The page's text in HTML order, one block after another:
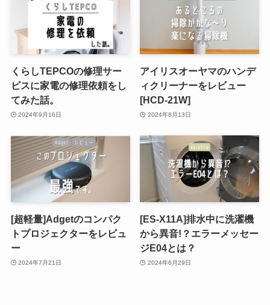
くらしTEPCOの修理サー
ビスに家電の修理依頼をし
てみた話。
2024年9月16日
アイリスオーヤマのハンデ
ィクリーナーをレビュー
[HCD-21W]
2024年8月13日
[超軽量]Adgetのコンパク
トプロジェクターをレビュ
ー
2024年7月21日
[ES-X11A]排水中に洗濯機
から異音!？エラーメッセー
ジE04とは？
2024年6月29日